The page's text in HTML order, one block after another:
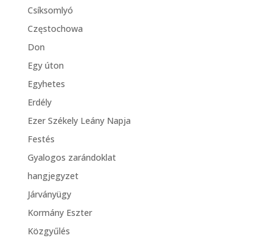
Csíksomlyó
Częstochowa
Don
Egy úton
Egyhetes
Erdély
Ezer Székely Leány Napja
Festés
Gyalogos zarándoklat
hangjegyzet
Járványügy
Kormány Eszter
Közgyűlés